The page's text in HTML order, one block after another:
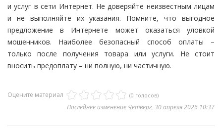
и услуг в сети Интернет. Не доверяйте неизвестным лицам
и не выполняйте их указания. Помните, что выгодное
предложение в Интернете может оказаться уловкой
мошенников. Наиболее безопасный способ оплаты –
только после получения товара или услуги. Не стоит
вносить предоплату – ни полную, ни частичную.
Оцените материал (0 голосов)
Последнее изменение Четверг, 30 апреля 2026 10:37